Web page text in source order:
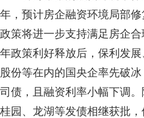
年，预计房企融资环境局部修
政策将进一步支持满足房企
年政策利好释放后，保利发
股份等在内的国央企率先破
司债，且融资利率小幅下调
桂园、龙湖等发债相继获批